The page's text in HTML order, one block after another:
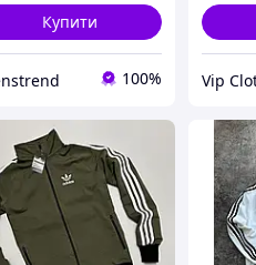
Купити
100%